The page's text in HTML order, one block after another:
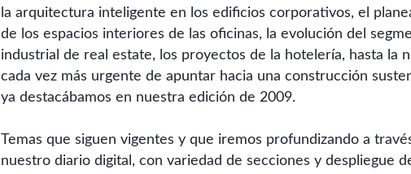
la arquitectura inteligente en los edificios corporativos, el
de los espacios interiores de las oficinas, la evolución del
industrial de real estate, los proyectos de la hotelería, hasta la
cada vez más urgente de apuntar hacia una construcción
ya destacábamos en nuestra edición de 2009.
Temas que siguen vigentes y que iremos profundizando a
nuestro diario digital, con variedad de secciones y despliegue